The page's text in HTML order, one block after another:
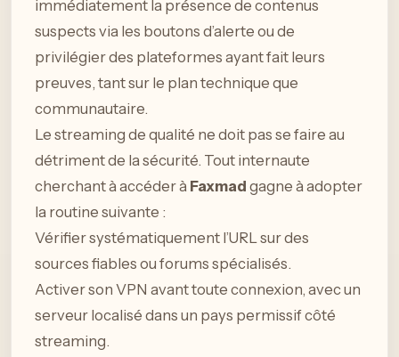
immédiatement la présence de contenus
suspects via les boutons d’alerte ou de
privilégier des plateformes ayant fait leurs
preuves, tant sur le plan technique que
communautaire.
Le streaming de qualité ne doit pas se faire au
détriment de la sécurité. Tout internaute
cherchant à accéder à Faxmad gagne à adopter
la routine suivante :
Vérifier systématiquement l’URL sur des
sources fiables ou forums spécialisés.
Activer son VPN avant toute connexion, avec un
serveur localisé dans un pays permissif côté
streaming.